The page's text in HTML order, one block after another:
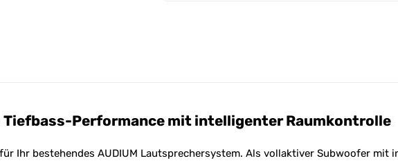
Tiefbass-Performance mit intelligenter Raumkontrolle
Ihr bestehendes AUDIUM Lautsprechersystem. Als vollaktiver Subwoofer